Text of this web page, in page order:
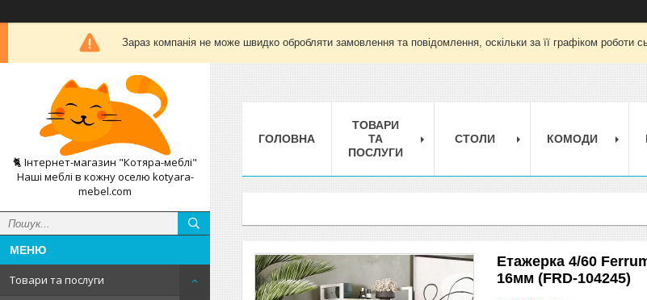
Зараз компанія не може швидко обробляти замовлення та повідомлення, оскільки за її графіком
🐈 Інтернет-магазин "Котяра-меблі"
Наші меблі в кожну оселю kotyara-
mebel.com
Товари та послуги
ГОЛОВНА
ТОВАРИ
ТА
ПОСЛУГИ
СТОЛИ КОМОДИ
Етажерка 4/60
16мм (FRD-104245)